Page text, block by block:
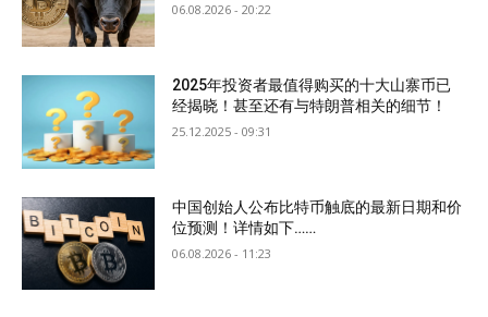
06.08.2026 - 20:22
2025年投资者最值得购买的十大山寨币已
经揭晓！甚至还有与特朗普相关的细节！
25.12.2025 - 09:31
中国创始人公布比特币触底的最新日期和价
位预测！详情如下……
06.08.2026 - 11:23